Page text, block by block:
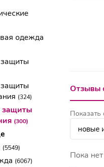
одежда
(324)
защиты
(300)
(5549)
(6067)
Отзывы
Показать
Пока